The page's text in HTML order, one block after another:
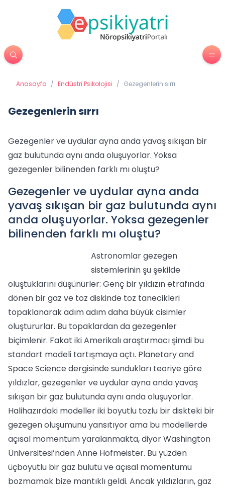
Anasayfa / Endüstri Psikolojisi / Gezegenlerin sırrı
Gezegenlerin sırrı
Gezegenler ve uydular ayna anda yavaş sıkışan bir
gaz bulutunda aynı anda oluşuyorlar. Yoksa
gezegenler bilinenden farklı mı oluştu?
Gezegenler ve uydular ayna anda
yavaş sıkışan bir gaz bulutunda aynı
anda oluşuyorlar. Yoksa gezegenler
bilinenden farklı mı oluştu?
Astronomlar gezegen
sistemlerinin şu şekilde
oluştuklarını düşünürler: Genç bir yıldızın etrafında
dönen bir gaz ve toz diskinde toz tanecikleri
topaklanarak adım adım daha büyük cisimler
oluştururlar. Bu topaklardan da gezegenler
biçimlenir. Fakat iki Amerikalı araştırmacı şimdi bu
standart modeli tartışmaya açtı. Planetary and
Space Science dergisinde sundukları teoriye göre
yıldızlar, gezegenler ve uydular ayna anda yavaş
sıkışan bir gaz bulutunda aynı anda oluşuyorlar.
Halihazırdaki modeller iki boyutlu tozlu bir diskteki bir
gezegen oluşumunu yansıtıyor ama bu modellerde
açısal momentum yaralanmakta, diyor Washington
Üniversitesi’nden Anne Hofmeister. Bu yüzden
üçboyutlu bir gaz bulutu ve açısal momentumu
bozmamak bize mantıklı geldi. Ancak yıldızların, gaz